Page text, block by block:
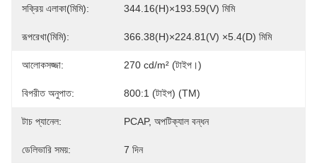
সক্রিয় এলাকা(মিমি): 344.16(H)×193.59(V) মিমি
রূপরেখা(মিমি): 366.38(H)×224.81(V) ×5.4(D) মিমি
আলোকসজ্জা: 270 cd/m² (টাইপ।)
বিপরীত অনুপাত: 800:1 (টাইপ) (TM)
টাচ প্যানেল: PCAP, অপটিক্যাল বন্ধন
ডেলিভারি সময়: 7 দিন